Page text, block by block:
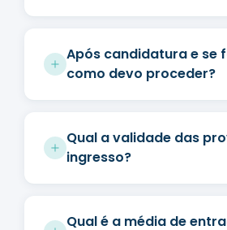
Após candidatura e se
como devo proceder?
Qual a validade das
ingresso?
Qual é a média de